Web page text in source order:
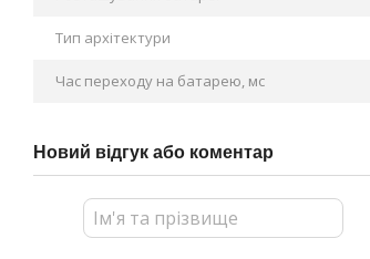
Тип архітектури
Час переходу на батарею, мс
Новий відгук або коментар